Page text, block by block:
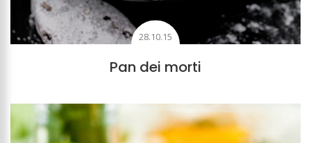
28.10.15
Pan dei morti